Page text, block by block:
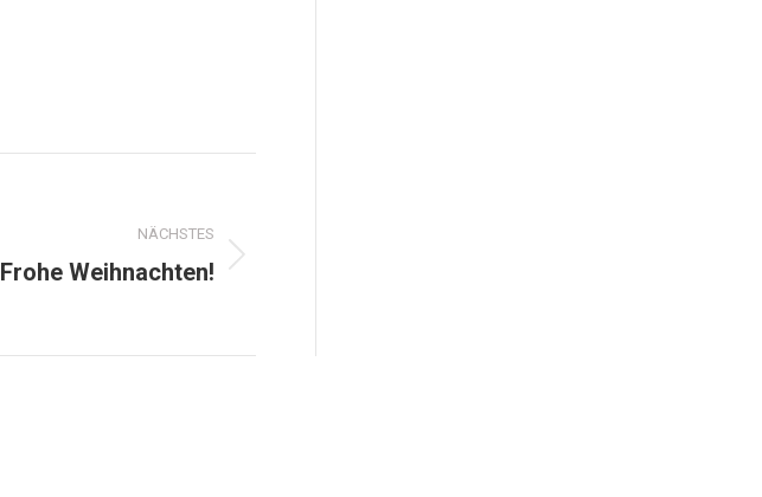
NÄCHSTES
Frohe Weihnachten!